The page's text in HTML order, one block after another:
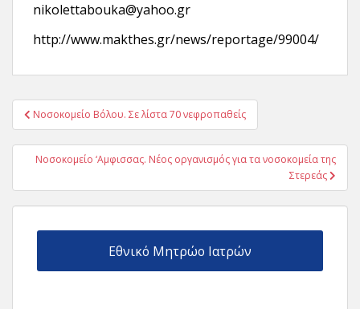
nikolettabouka@yahoo.gr
http://www.makthes.gr/news/reportage/99004/
Πλοήγηση
άρθρων
Νοσοκομείο Βόλου. Σε λίστα 70 νεφροπαθείς
Νοσοκομείο ‘Αμφισσας. Νέος οργανισμός για τα νοσοκομεία της
Στερεάς
Εθνικό Μητρώο Ιατρών